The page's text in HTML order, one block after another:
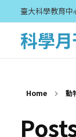
臺大科學教育中
科學
Home 動